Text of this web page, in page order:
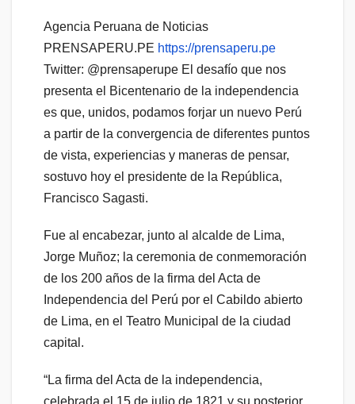
Agencia Peruana de Noticias
PRENSAPERU.PE https://prensaperu.pe
Twitter: @prensaperupe El desafío que nos
presenta el Bicentenario de la independencia
es que, unidos, podamos forjar un nuevo Perú
a partir de la convergencia de diferentes puntos
de vista, experiencias y maneras de pensar,
sostuvo hoy el presidente de la República,
Francisco Sagasti.
Fue al encabezar, junto al alcalde de Lima,
Jorge Muñoz; la ceremonia de conmemoración
de los 200 años de la firma del Acta de
Independencia del Perú por el Cabildo abierto
de Lima, en el Teatro Municipal de la ciudad
capital.
“La firma del Acta de la independencia,